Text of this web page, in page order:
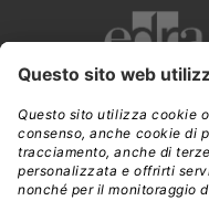
CWI è una testata
Direzione,
Viale Enrico